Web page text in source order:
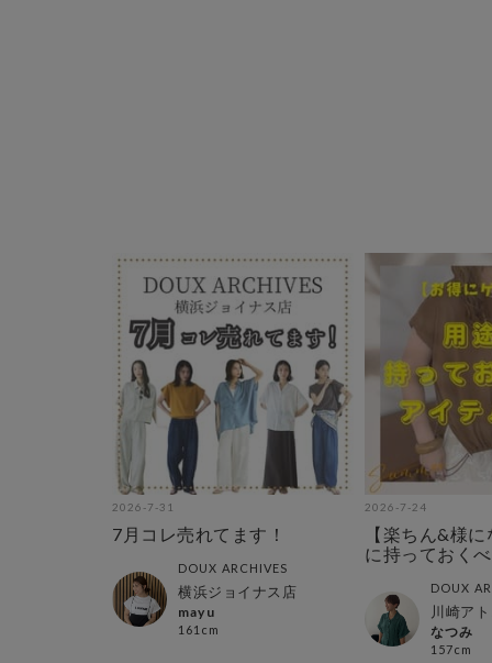
2026-7-31
7月コレ売れてます！
DOUX ARCHIVES
横浜ジョイナス店
mayu
161cm
2026-7-24
【楽ちん&様
に持っておく
DOUX
川崎ア
なつみ
157cm